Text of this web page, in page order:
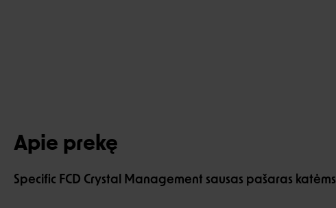
Apie prekę
Specific FCD Crystal Management sausas pašaras katėms